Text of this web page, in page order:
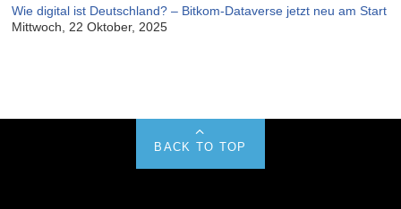
Wie digital ist Deutschland? – Bitkom-Dataverse jetzt neu am Start
Mittwoch, 22 Oktober, 2025
BACK TO TOP